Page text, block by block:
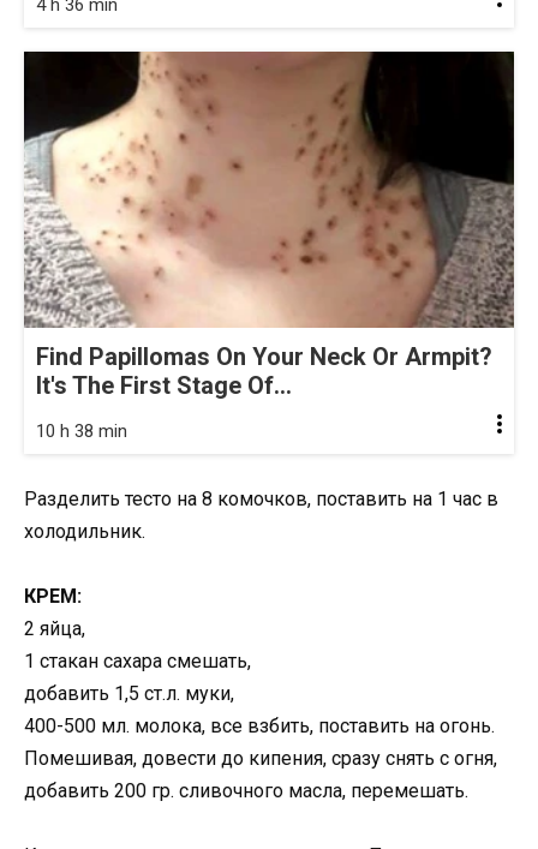
4 h 36 min
Find Papillomas On Your Neck Or Armpit?
It's The First Stage Of...
10 h 38 min
Разделить тесто на 8 комочков, поставить на 1 час в
холодильник.
КРЕМ:
2 яйца,
1 стакан сахара смешать,
добавить 1,5 ст.л. муки,
400-500 мл. молока, все взбить, поставить на огонь.
Помешивая, довести до кипения, сразу снять с огня,
добавить 200 гр. сливочного масла, перемешать.